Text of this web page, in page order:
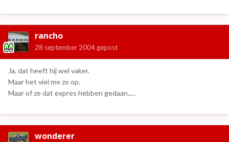
rancho
28 september 2004 gepost
Ja, dat heeft hij wel vaker.
Maar het viel me zo op.
Maar of ze dat expres hebben gedaan.....
wonderer